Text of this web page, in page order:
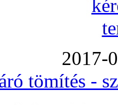
2017-
tömítés -